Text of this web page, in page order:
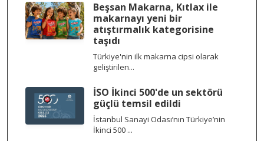
Beşsan Makarna, Kıtlax ile
makarnayı yeni bir
atıştırmalık kategorisine
taşıdı
Türkiye'nin ilk makarna cipsi olarak
geliştirilen...
İSO İkinci 500'de un sektörü
güçlü temsil edildi
İstanbul Sanayi Odası’nın Türkiye’nin
İkinci 500 ...